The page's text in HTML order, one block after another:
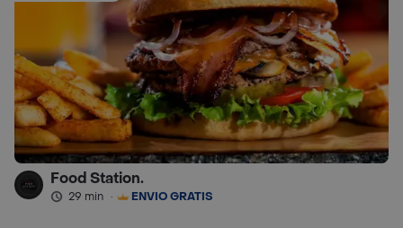
Food Station.
29 min · ENVÍO GRATIS